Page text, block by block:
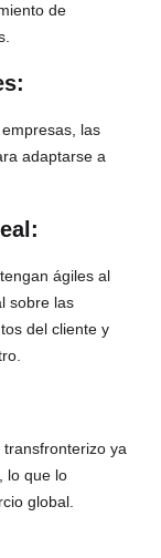
de
las
adaptarse a
ágiles al
sobre las
del cliente y
ya
lo que lo
global.